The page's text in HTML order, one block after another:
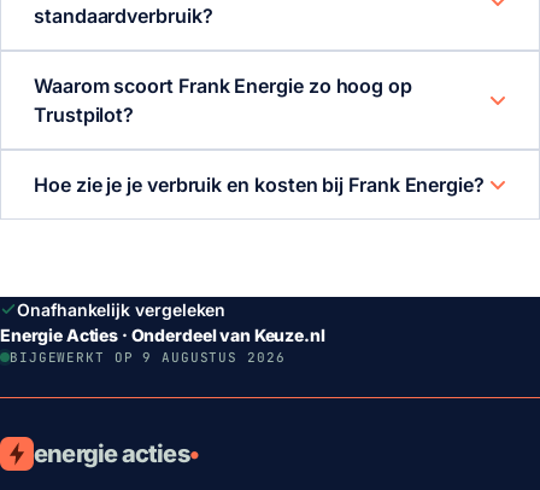
standaardverbruik?
Waarom scoort Frank Energie zo hoog op
Trustpilot?
Hoe zie je je verbruik en kosten bij Frank Energie?
Onafhankelijk vergeleken
Energie Acties · Onderdeel van Keuze.nl
BIJGEWERKT OP 9 AUGUSTUS 2026
energie acties•